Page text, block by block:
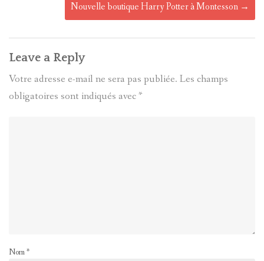
Nouvelle boutique Harry Potter à Montesson →
Leave a Reply
Votre adresse e-mail ne sera pas publiée. Les champs
obligatoires sont indiqués avec*
Nom*